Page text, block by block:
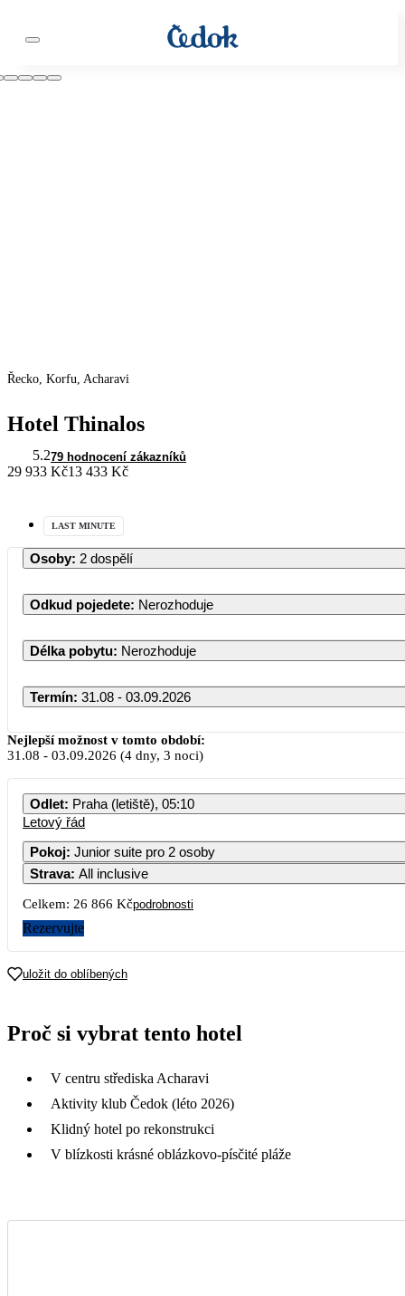
Řecko, Korfu, Acharavi
Hotel Thinalos
5.279 hodnocení zákazníků
29 933 Kč13 433 Kč
LAST MINUTE
Osoby: 2 dospělí
Odkud pojedete: Nerozhoduje
Délka pobytu: Nerozhoduje
Termín: 31.08 - 03.09.2026
Nejlepší možnost v tomto období:
31.08 - 03.09.2026 (4 dny, 3 noci)
Odlet: Praha (letiště), 05:10
Letový řád
Pokoj: Junior suite pro 2 osoby
Strava: All inclusive
Celkem: 26 866 Kčpodrobnosti
Rezervujte
uložit do oblíbených
Proč si vybrat tento hotel
V centru střediska Acharavi
Aktivity klub Čedok (léto 2026)
Klidný hotel po rekonstrukci
V blízkosti krásné oblázkovo-písčité pláže